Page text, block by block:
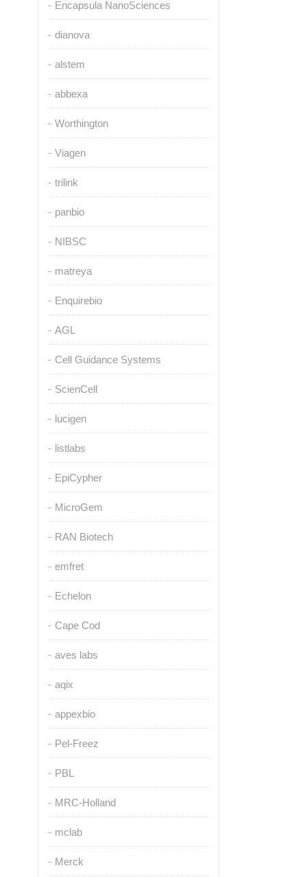
Encapsula NanoSciences
dianova
alstem
abbexa
Worthington
Viagen
trilink
panbio
NIBSC
matreya
Enquirebio
AGL
Cell Guidance Systems
ScienCell
lucigen
listlabs
EpiCypher
MicroGem
RAN Biotech
emfret
Echelon
Cape Cod
aves labs
aqix
appexbio
Pel-Freez
PBL
MRC-Holland
mclab
Merck